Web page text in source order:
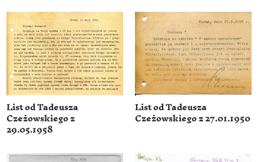
List od Tadeusza
Czeżowskiego z
29.05.1958
List od Tadeusza
Czeżowskiego z 27.01.1950